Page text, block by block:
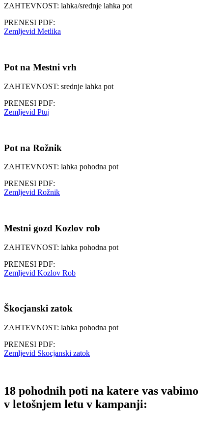
ZAHTEVNOST: lahka/srednje lahka pot
PRENESI PDF:
Zemljevid Metlika
Pot na Mestni vrh
ZAHTEVNOST: srednje lahka pot
PRENESI PDF:
Zemljevid Ptuj
Pot na Rožnik
ZAHTEVNOST: lahka pohodna pot
PRENESI PDF:
Zemljevid Rožnik
Mestni gozd Kozlov rob
ZAHTEVNOST: lahka pohodna pot
PRENESI PDF:
Zemljevid Kozlov Rob
Škocjanski zatok
ZAHTEVNOST: lahka pohodna pot
PRENESI PDF:
Zemljevid Skocjanski zatok
18 pohodnih poti na katere vas vabimo
v letošnjem letu v kampanji: